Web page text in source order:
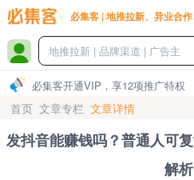
必集客 | 地推拉新、异业合
必集客开通VIP，享12项推广特权
首页 文章专栏 文章详情
发抖音能赚钱吗？普通人可
解析